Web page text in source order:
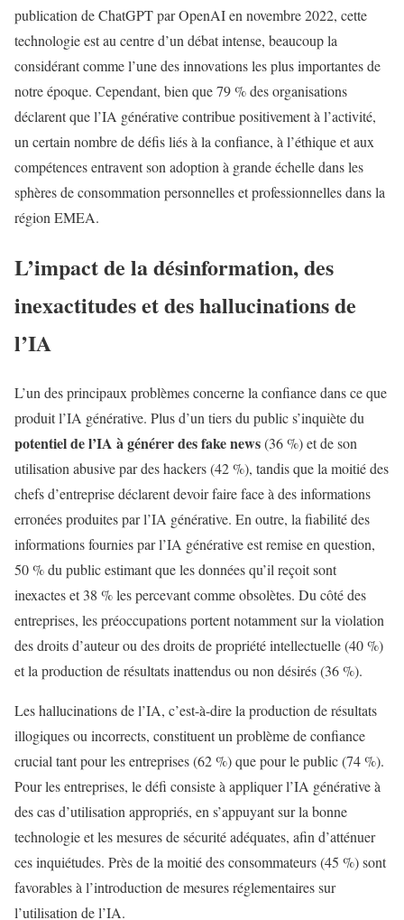
publication de ChatGPT par OpenAI en novembre 2022, cette
technologie est au centre d’un débat intense, beaucoup la
considérant comme l’une des innovations les plus importantes de
notre époque. Cependant, bien que 79 % des organisations
déclarent que l’IA générative contribue positivement à l’activité,
un certain nombre de défis liés à la confiance, à l’éthique et aux
compétences entravent son adoption à grande échelle dans les
sphères de consommation personnelles et professionnelles dans la
région EMEA.
L’impact de la désinformation, des
inexactitudes et des hallucinations de
l’IA
L’un des principaux problèmes concerne la confiance dans ce que
produit l’IA générative. Plus d’un tiers du public s’inquiète du
potentiel de l’IA à générer des fake news(36 %) et de son
utilisation abusive par des hackers (42 %), tandis que la moitié des
chefs d’entreprise déclarent devoir faire face à des informations
erronées produites par l’IA générative. En outre, la fiabilité des
informations fournies par l’IA générative est remise en question,
50 % du public estimant que les données qu’il reçoit sont
inexactes et 38 % les percevant comme obsolètes. Du côté des
entreprises, les préoccupations portent notamment sur la violation
des droits d’auteur ou des droits de propriété intellectuelle (40 %)
et la production de résultats inattendus ou non désirés (36 %).
Les hallucinations de l’IA, c’est-à-dire la production de résultats
illogiques ou incorrects, constituent un problème de confiance
crucial tant pour les entreprises (62 %) que pour le public (74 %).
Pour les entreprises, le défi consiste à appliquer l’IA générative à
des cas d’utilisation appropriés, en s’appuyant sur la bonne
technologie et les mesures de sécurité adéquates, afin d’atténuer
ces inquiétudes. Près de la moitié des consommateurs (45 %) sont
favorables à l’introduction de mesures réglementaires sur
l’utilisation de l’IA.